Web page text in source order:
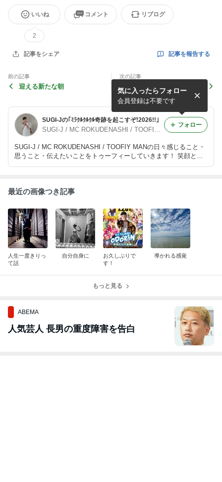
いいね
2
コメント リブログ
記事をシェア 記事を報告する
前の記事
迎える新たな朝
次の記事
今日までの道のり
SUGI-Jの｢ﾐﾗｸﾙｸﾙｸﾙ奇跡を起こすぞ!2026!!｣
SUGI-J / MC ROKUDENASHI / TOOFIY MANの日々感じること・
思うこと・伝えたいことをトゥーフィーしていきます！ 笑顔とハ
ッピーをお届けblogへようこそ
気に入ったらフォロー
会員登録は不要です
フォロー
最近の画像つき記事
人生一度きりっ
て話
自分自身に
お久しぶりで
す！
導かれる感覚
もっと見る
ABEMA
人気芸人 長男の重度障害を告白